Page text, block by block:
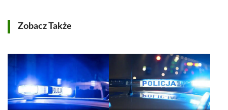
Zobacz Także